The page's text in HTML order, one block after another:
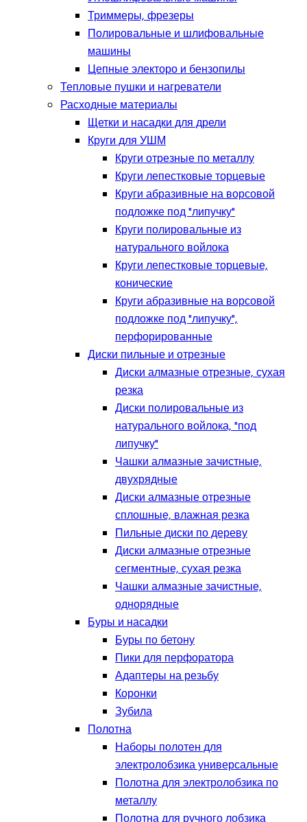
Триммеры, фрезеры
Полировальные и шлифовальные
машины
Цепные электоро и бензопилы
Тепловые пушки и нагреватели
Расходные материалы
Щетки и насадки для дрели
Круги для УШМ
Круги отрезные по металлу
Круги лепестковые торцевые
Круги абразивные на ворсовой
подложке под "липучку"
Круги полировальные из
натурального войлока
Круги лепестковые торцевые,
конические
Круги абразивные на ворсовой
подложке под "липучку",
перфорированные
Диски пильные и отрезные
Диски алмазные отрезные, сухая
резка
Диски полировальные из
натурального войлока, "под
липучку"
Чашки алмазные зачистные,
двухрядные
Диски алмазные отрезные
сплошные, влажная резка
Пильные диски по дереву
Диски алмазные отрезные
сегментные, сухая резка
Чашки алмазные зачистные,
однорядные
Буры и насадки
Буры по бетону
Пики для перфоратора
Адаптеры на резьбу
Коронки
Зубила
Полотна
Наборы полотен для
электролобзика универсальные
Полотна для электролобзика по
металлу